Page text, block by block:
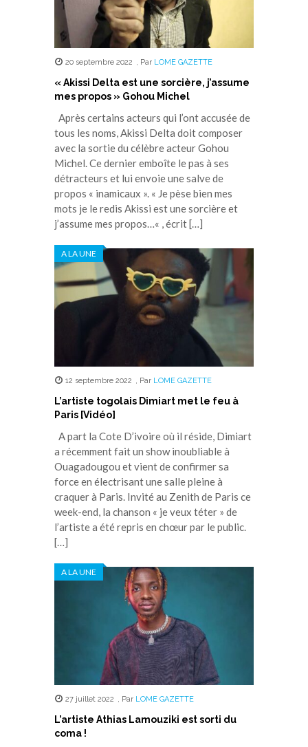
20 septembre 2022 , Par LOME GAZETTE
« Akissi Delta est une sorcière, j’assume
mes propos » Gohou Michel
Après certains acteurs qui l’ont accusée de
tous les noms, Akissi Delta doit composer
avec la sortie du célèbre acteur Gohou
Michel. Ce dernier emboîte le pas à ses
détracteurs et lui envoie une salve de
propos « inamicaux ». « Je pèse bien mes
mots je le redis Akissi est une sorcière et
j’assume mes propos…« , écrit […]
A LA UNE
12 septembre 2022 , Par LOME GAZETTE
L’artiste togolais Dimiart met le feu à
Paris [Vidéo]
A part la Cote D’ivoire où il réside, Dimiart
a récemment fait un show inoubliable à
Ouagadougou et vient de confirmer sa
force en électrisant une salle pleine à
craquer à Paris. Invité au Zenith de Paris ce
week-end, la chanson « je veux téter » de
l’artiste a été repris en chœur par le public.
[…]
A LA UNE
27 juillet 2022 , Par LOME GAZETTE
L’artiste Athias Lamouziki est sorti du
coma !